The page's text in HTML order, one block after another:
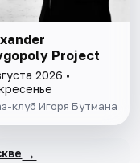
Project
2026 •
клуб Игоря Бутмана
→